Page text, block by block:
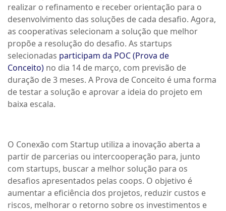
realizar o refinamento e receber orientação para o
desenvolvimento das soluções de cada desafio. Agora,
as cooperativas selecionam a solução que melhor
propõe a resolução do desafio. As startups
selecionadas participam da POC (Prova de
Conceito) no dia 14 de março, com previsão de
duração de 3 meses. A Prova de Conceito é uma forma
de testar a solução e aprovar a ideia do projeto em
baixa escala.
O Conexão com Startup utiliza a inovação aberta a
partir de parcerias ou intercooperação para, junto
com startups, buscar a melhor solução para os
desafios apresentados pelas coops. O objetivo é
aumentar a eficiência dos projetos, reduzir custos e
riscos, melhorar o retorno sobre os investimentos e